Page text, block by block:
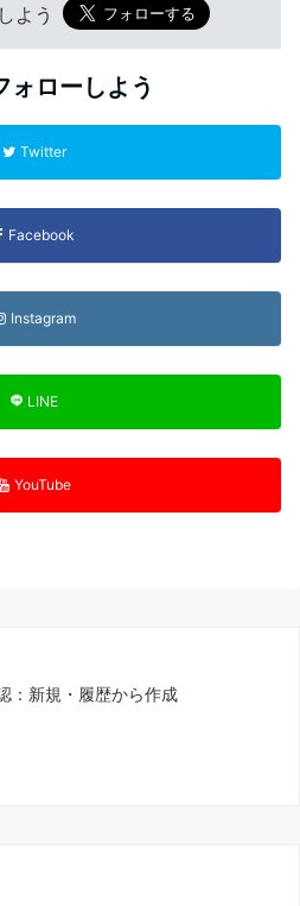
よう
ォローしよう
Twitter
Facebook
Instagram
LINE
YouTube
：新規・履歴から作成